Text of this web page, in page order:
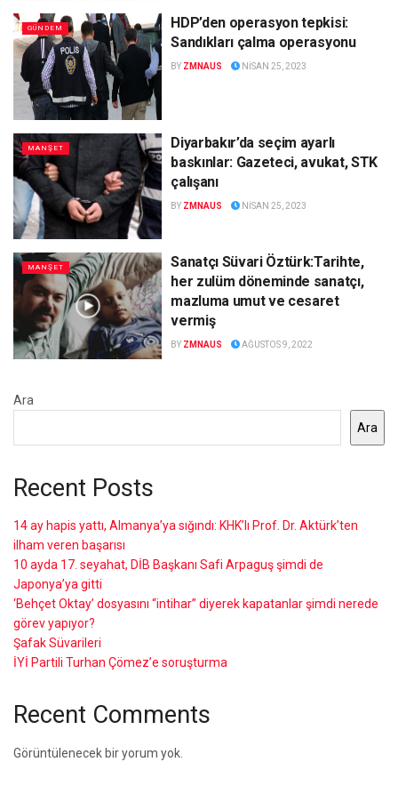
GÜNDEM
HDP’den operasyon tepkisi:
Sandıkları çalma operasyonu
BY ZMNAUS NISAN 25, 2023
MANŞET
Diyarbakır’da seçim ayarlı
baskınlar: Gazeteci, avukat, STK
çalışanı
BY ZMNAUS NISAN 25, 2023
MANŞET
Sanatçı Süvari Öztürk:Tarihte,
her zulüm döneminde sanatçı,
mazluma umut ve cesaret
vermiş
BY ZMNAUS AĞUSTOS 9, 2022
Ara
Ara
Recent Posts
14 ay hapis yattı, Almanya’ya sığındı: KHK’lı Prof. Dr. Aktürk’ten
ilham veren başarısı
10 ayda 17. seyahat, DİB Başkanı Safi Arpaguş şimdi de
Japonya’ya gitti
‘Behçet Oktay’ dosyasını “intihar” diyerek kapatanlar şimdi nerede
görev yapıyor?
Şafak Süvarileri
İYİ Partili Turhan Çömez’e soruşturma
Recent Comments
Görüntülenecek bir yorum yok.